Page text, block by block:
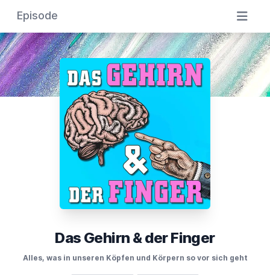
Episode
Das Gehirn & der Finger
Alles, was in unseren Köpfen und Körpern so vor sich geht